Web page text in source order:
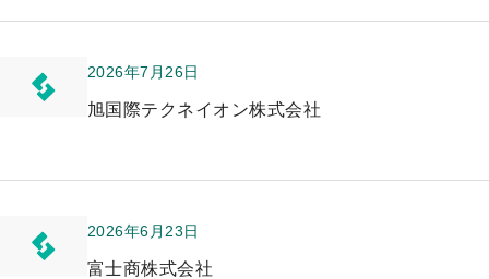
2026年7月26日
旭国際テクネイオン株式会社
2026年6月23日
富士商株式会社